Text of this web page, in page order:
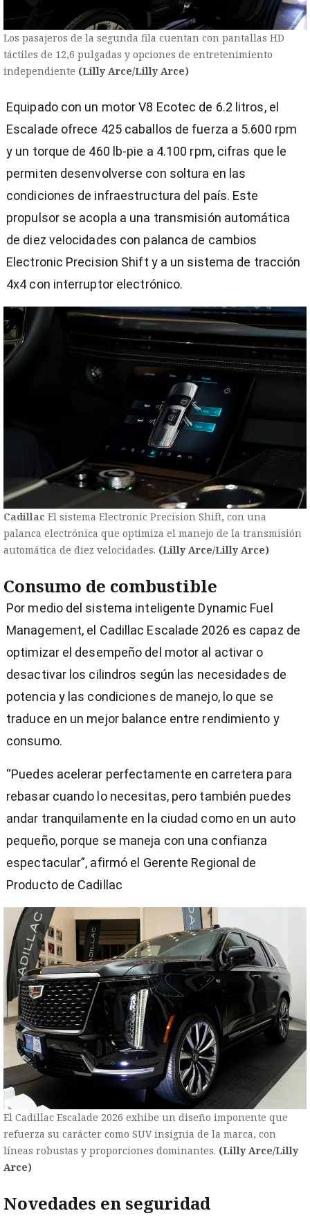
Los pasajeros de la segunda fila cuentan con pantallas HD
táctiles de 12,6 pulgadas y opciones de entretenimiento
independiente (Lilly Arce/Lilly Arce)
Equipado con un motor V8 Ecotec de 6.2 litros, el
Escalade ofrece 425 caballos de fuerza a 5.600 rpm
y un torque de 460 lb-pie a 4.100 rpm, cifras que le
permiten desenvolverse con soltura en las
condiciones de infraestructura del país. Este
propulsor se acopla a una transmisión automática
de diez velocidades con palanca de cambios
Electronic Precision Shift y a un sistema de tracción
4x4 con interruptor electrónico.
Cadillac El sistema Electronic Precision Shift, con una
palanca electrónica que optimiza el manejo de la transmisión
automática de diez velocidades. (Lilly Arce/Lilly Arce)
Consumo de combustible
Por medio del sistema inteligente Dynamic Fuel
Management, el Cadillac Escalade 2026 es capaz de
optimizar el desempeño del motor al activar o
desactivar los cilindros según las necesidades de
potencia y las condiciones de manejo, lo que se
traduce en un mejor balance entre rendimiento y
consumo.
“Puedes acelerar perfectamente en carretera para
rebasar cuando lo necesitas, pero también puedes
andar tranquilamente en la ciudad como en un auto
pequeño, porque se maneja con una confianza
espectacular”, afirmó el Gerente Regional de
Producto de Cadillac
El Cadillac Escalade 2026 exhibe un diseño imponente que
refuerza su carácter como SUV insignia de la marca, con
líneas robustas y proporciones dominantes. (Lilly Arce/Lilly
Arce)
Novedades en seguridad